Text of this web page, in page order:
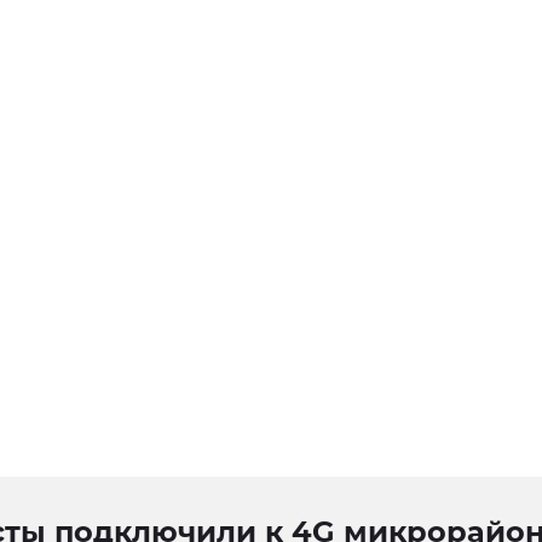
подключили к 4G